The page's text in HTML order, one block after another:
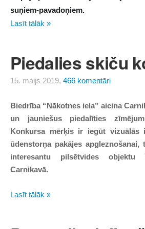
suņiem-pavadoņiem.
Lasīt tālāk »
Piedalies skiču
15. maijs 2019, 466 komentāri
Biedrība “Nākotnes iela” aicina
un jauniešus piedalīties
Konkursa mērķis ir iegūt vizuālās
ūdenstorņa pakājes apgleznošanai,
interesantu pilsētvides
Carnikavā.
Lasīt tālāk »